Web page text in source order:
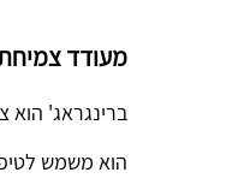
מעודד
ברינגראג' הוא
הוא משמש